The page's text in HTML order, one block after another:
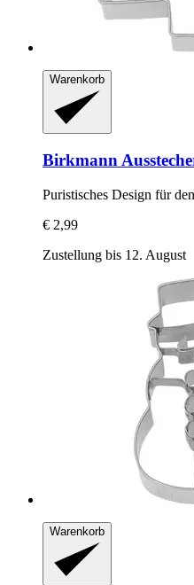
Warenkorb
Birkmann
Puristisches Design für
€ 2,99
Zustellung bis 12. August
Warenkorb